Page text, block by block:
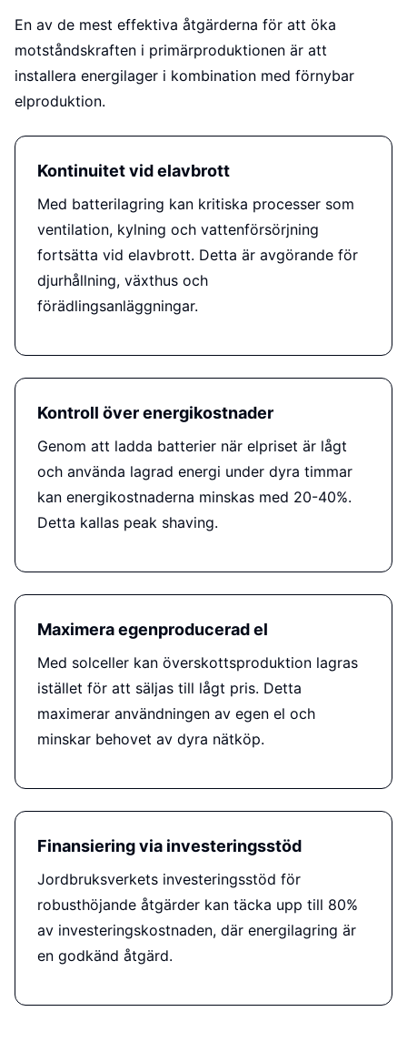
En av de mest effektiva åtgärderna för att öka
motståndskraften i primärproduktionen är att
installera energilager i kombination med förnybar
elproduktion.
Kontinuitet vid elavbrott
Med batterilagring kan kritiska processer som
ventilation, kylning och vattenförsörjning
fortsätta vid elavbrott. Detta är avgörande för
djurhållning, växthus och
förädlingsanläggningar.
Kontroll över energikostnader
Genom att ladda batterier när elpriset är lågt
och använda lagrad energi under dyra timmar
kan energikostnaderna minskas med 20-40%.
Detta kallas peak shaving.
Maximera egenproducerad el
Med solceller kan överskottsproduktion lagras
istället för att säljas till lågt pris. Detta
maximerar användningen av egen el och
minskar behovet av dyra nätköp.
Finansiering via investeringsstöd
Jordbruksverkets investeringsstöd för
robusthöjande åtgärder kan täcka upp till 80%
av investeringskostnaden, där energilagring är
en godkänd åtgärd.